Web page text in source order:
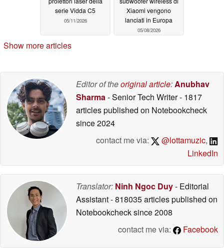
serie Vidda C5
05/11/2026
Xiaomi vengono
lanciati in Europa
05/08/2026
Show more articles
Editor of theoriginal article:Anubhav
Sharma- Senior Tech Writer- 1817
articles published on Notebookcheck
since 2024
contact me via:
@lottamuzic,
LinkedIn
Translator: Ninh Ngoc Duy- Editorial
Assistant- 818035 articles published on
Notebookchecksince 2008
contact me via:
Facebook